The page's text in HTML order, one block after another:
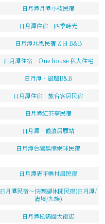
日月潭月潭小棧民宿
日月潭住宿‧四季時光
日月潭兆泓民宿 Z.H B&B
日月潭住宿．One house 私人住宅
日月潭‧風趣B&B
日月潭住宿‧旅台客居民宿
日月潭紅茶亭民宿
日月潭‧儂濃居驛站
日月潭台灣黑熊網球民宿
日月潭清平樂村居民宿
日月潭民宿～快樂腳休閒民宿(日月潭/
清境/九族)
日月潭松鶴園大飯店